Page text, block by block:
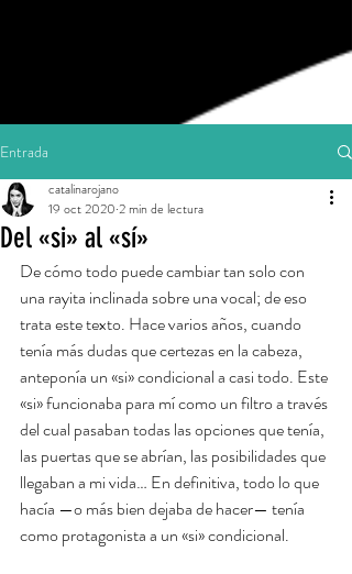
Entrada
Del «si» al «sí»
catalinarojano
19 oct 2020 2 min de lectura
De cómo todo puede cambiar tan solo con
una rayita inclinada sobre una vocal; de eso
trata este texto. Hace varios años, cuando
tenía más dudas que certezas en la cabeza,
anteponía un «si» condicional a casi todo. Este
«si» funcionaba para mí como un filtro a través
del cual pasaban todas las opciones que tenía,
las puertas que se abrían, las posibilidades que
llegaban a mi vida… En definitiva, todo lo que
hacía —o más bien dejaba de hacer— tenía
como protagonista a un «si» condicional.